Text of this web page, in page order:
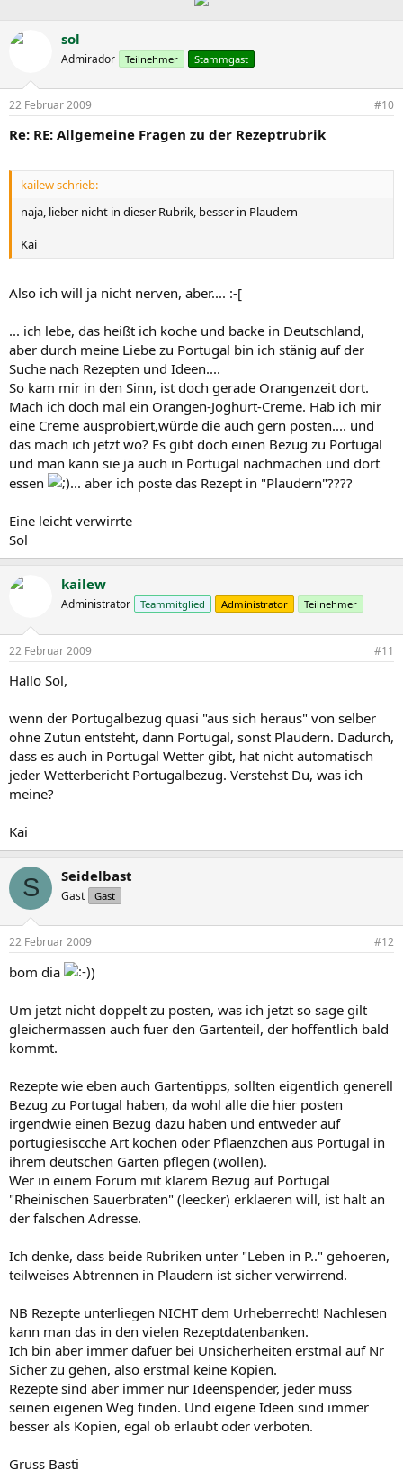
sol
Admirador Teilnehmer Stammgast
22 Februar 2009 #10
Re: RE: Allgemeine Fragen zu der Rezeptrubrik
kailew schrieb:
naja, lieber nicht in dieser Rubrik, besser in Plaudern
Kai
Also ich will ja nicht nerven, aber.... :-[
... ich lebe, das heißt ich koche und backe in Deutschland,
aber durch meine Liebe zu Portugal bin ich stänig auf der
Suche nach Rezepten und Ideen....
So kam mir in den Sinn, ist doch gerade Orangenzeit dort.
Mach ich doch mal ein Orangen-Joghurt-Creme. Hab ich mir
eine Creme ausprobiert,würde die auch gern posten.... und
das mach ich jetzt wo? Es gibt doch einen Bezug zu Portugal
und man kann sie ja auch in Portugal nachmachen und dort
essen
... aber ich poste das Rezept in "Plaudern"????
Eine leicht verwirrte
Sol
kailew
Administrator Teammitglied Administrator Teilnehmer
22 Februar 2009 #11
Hallo Sol,
wenn der Portugalbezug quasi "aus sich heraus" von selber
ohne Zutun entsteht, dann Portugal, sonst Plaudern. Dadurch,
dass es auch in Portugal Wetter gibt, hat nicht automatisch
jeder Wetterbericht Portugalbezug. Verstehst Du, was ich
meine?
Kai
S Seidelbast
Gast Gast
22 Februar 2009 #12
bom dia )
Um jetzt nicht doppelt zu posten, was ich jetzt so sage gilt
gleichermassen auch fuer den Gartenteil, der hoffentlich bald
kommt.
Rezepte wie eben auch Gartentipps, sollten eigentlich generell
Bezug zu Portugal haben, da wohl alle die hier posten
irgendwie einen Bezug dazu haben und entweder auf
portugiesiscche Art kochen oder Pflaenzchen aus Portugal in
ihrem deutschen Garten pflegen (wollen).
Wer in einem Forum mit klarem Bezug auf Portugal
"Rheinischen Sauerbraten" (leecker) erklaeren will, ist halt an
der falschen Adresse.
Ich denke, dass beide Rubriken unter "Leben in P.." gehoeren,
teilweises Abtrennen in Plaudern ist sicher verwirrend.
NB Rezepte unterliegen NICHT dem Urheberrecht! Nachlesen
kann man das in den vielen Rezeptdatenbanken.
Ich bin aber immer dafuer bei Unsicherheiten erstmal auf Nr
Sicher zu gehen, also erstmal keine Kopien.
Rezepte sind aber immer nur Ideenspender, jeder muss
seinen eigenen Weg finden. Und eigene Ideen sind immer
besser als Kopien, egal ob erlaubt oder verboten.
Gruss Basti